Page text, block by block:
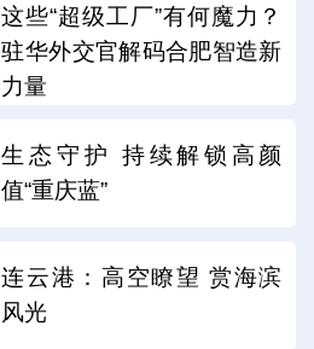
这些“超级工厂”有何魔力？
驻华外交官解码合肥智造新
力量
生态守护 持续解锁高颜
值“重庆蓝”
连云港：高空瞭望 赏海滨
风光